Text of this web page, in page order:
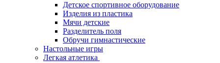
Детское спортивное оборудование
Изделия из пластика
Мячи детские
Разделитель поля
Обручи гимнастические
Настольные игры
Легкая атлетика